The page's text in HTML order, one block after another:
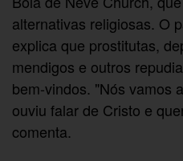
alternativas religiosas. O
explica que prostitutas,
mendigos e outros
bem-vindos. "Nós vamos
ouviu falar de Cristo e
comenta.